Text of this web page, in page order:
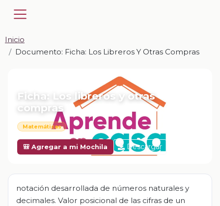
Inicio
Documento: Ficha: Los Libreros Y Otras Compras
Ficha: Los libreros y otras
compras
Matemáticas
🎒 Agregar a mi Mochila Descargar
notación desarrollada de números naturales y
decimales. Valor posicional de las cifras de un